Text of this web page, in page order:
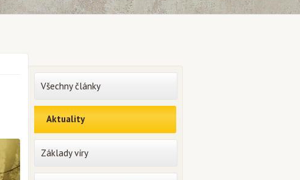
Všechny články
Aktuality
Základy víry